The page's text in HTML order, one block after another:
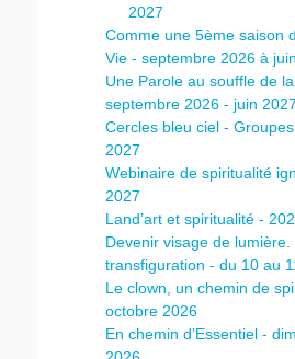
2027
Comme une 5ème saison
Vie - septembre 2026 à
Une Parole au souffle de
septembre 2026 - juin 2027
Cercles bleu ciel -
2027
Webinaire de spiritualité
2027
Land’art et spiritualité -
Devenir visage de lumière.
transfiguration - du 10 au
Le clown, un chemin de
octobre 2026
En chemin d’Essentiel -